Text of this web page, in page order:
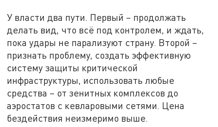
У власти два пути. Первый – продолжать
делать вид, что всё под контролем, и ждать,
пока удары не парализуют страну. Второй –
признать проблему, создать эффективную
систему защиты критической
инфраструктуры, использовать любые
средства – от зенитных комплексов до
аэростатов с кевларовыми сетями. Цена
бездействия неизмеримо выше.